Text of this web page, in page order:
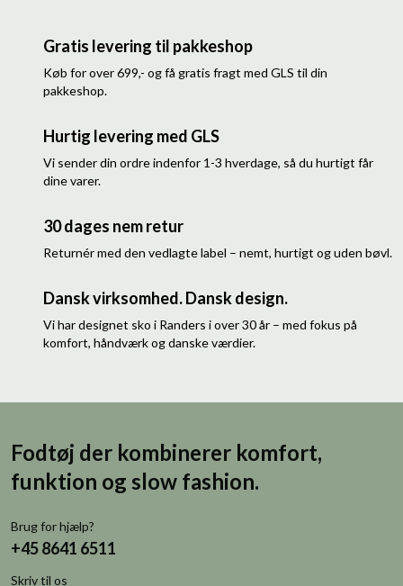
Gratis levering til pakkeshop
Køb for over 699,- og få gratis fragt med GLS til din
pakkeshop.
Hurtig levering med GLS
Vi sender din ordre indenfor 1-3 hverdage, så du hurtigt får
dine varer.
30 dages nem retur
Returnér med den vedlagte label – nemt, hurtigt og uden bøvl.
Dansk virksomhed. Dansk design.
Vi har designet sko i Randers i over 30 år – med fokus på
komfort, håndværk og danske værdier.
Fodtøj der kombinerer komfort,
funktion og slow fashion.
Brug for hjælp?
+45 8641 6511
Skriv til os